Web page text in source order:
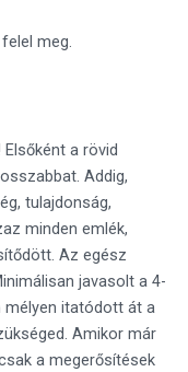
meg.
a rövid
Addig,
tulajdonság,
minden emlék,
Az egész
javasolt a 4-
mélyen itatódott át a
Amikor már
a megerősítések